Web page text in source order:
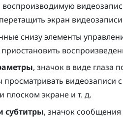
экран
снизу элементы
, значок в виде глаза
видеозаписи
плоском экране и т. д.
субтитры, значок